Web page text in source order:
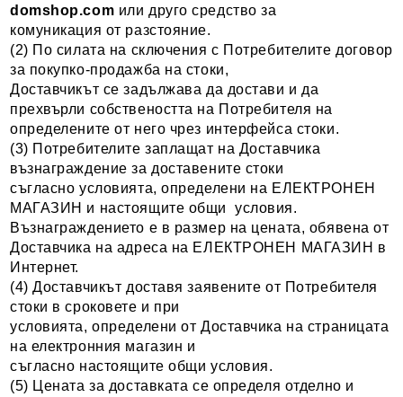
domshop.com или друго средство за
комуникация от разстояние.
(2) По силата на сключения с Потребителите договор
за покупко-продажба на стоки,
Доставчикът се задължава да достави и да
прехвърли собствеността на Потребителя на
определените от него чрез интерфейса стоки.
(3) Потребителите заплащат на Доставчика
възнаграждение за доставените стоки
съгласно условията, определени на ЕЛЕКТРОНЕН
МАГАЗИН и настоящите общи условия.
Възнаграждението е в размер на цената, обявена от
Доставчика на адреса на ЕЛЕКТРОНЕН МАГАЗИН в
Интернет.
(4) Доставчикът доставя заявените от Потребителя
стоки в сроковете и при
условията, определени от Доставчика на страницата
на електронния магазин и
съгласно настоящите общи условия.
(5) Цената за доставката се определя отделно и